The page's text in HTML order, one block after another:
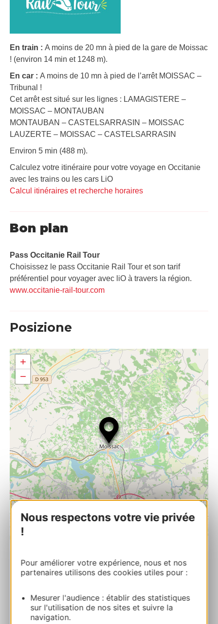
Nous respectons votre vie privée
!
Pour améliorer votre expérience, nous et nos
partenaires utilisons des cookies utiles pour :
Mesurer l'audience : établir des statistiques
sur l'utilisation de nos sites et suivre la
navigation.
En train : A moins de 20 mn à pied de la gare de Moissac
! (environ 14 min et 1248 m).
En car : A moins de 10 mn à pied de l’arrêt MOISSAC –
Tribunal !
Cet arrêt est situé sur les lignes : LAMAGISTERE –
MOISSAC – MONTAUBAN
MONTAUBAN – CASTELSARRASIN – MOISSAC
LAUZERTE – MOISSAC – CASTELSARRASIN
Environ 5 min (488 m).
Calculez votre itinéraire pour votre voyage en Occitanie
avec les trains ou les cars LiO
Calcul itinéraires et recherche horaires
Bon plan
Pass Occitanie Rail Tour​
Choisissez le pass Occitanie Rail Tour et son tarif
préférentiel pour voyager avec liO à travers la région.
www.occitanie-rail-tour.com
Posizione
+
−
L’église abbatiale Saint-Pierre
Calcola il tuo percorso